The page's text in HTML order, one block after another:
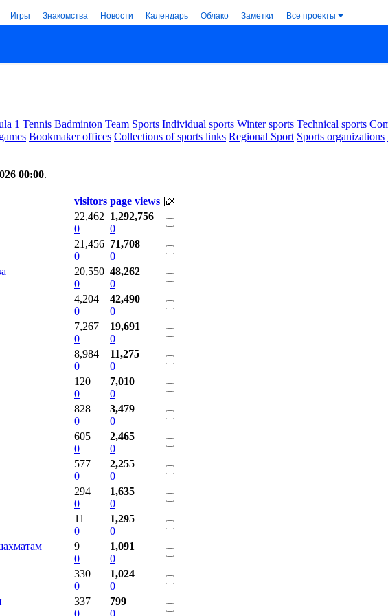
Игры Знакомства Новости Календарь Облако Заметки Все проекты
1 Tennis Badminton Team Sports Individual sports Winter sports Technical sports
Bookmaker offices Collections of sports links Regional Sport Sports organizations
00:00.
visitors page views
22,462
0
1,292,756
0
21,456
0
71,708
0
20,550
0
48,262
0
4,204
0
42,490
0
7,267
0
19,691
0
8,984
0
11,275
0
120
0
7,010
0
828
0
3,479
0
605
0
2,465
0
577
0
2,255
0
294
0
1,635
0
11
0
1,295
0
9
0
1,091
0
330
0
1,024
0
337
0
799
0